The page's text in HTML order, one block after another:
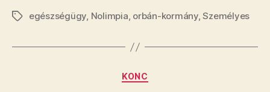
itt
dolgok!”
Címkékegészségügy, Nolimpia, orbán-kormány,Személyes
Kategóriák
KONC